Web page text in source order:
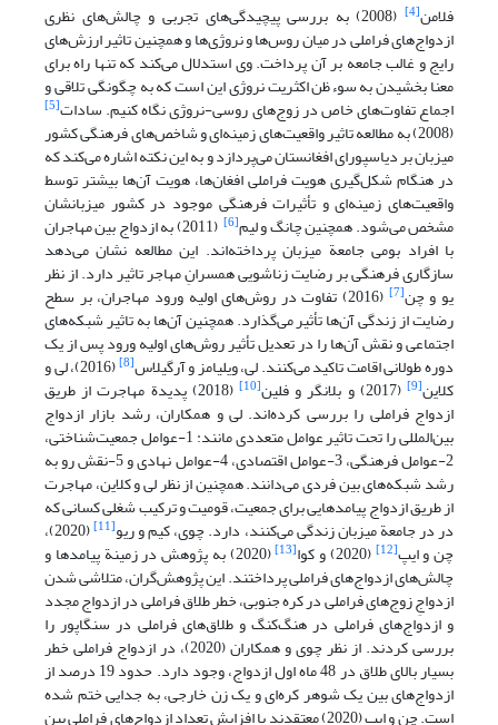
فلامن[4] (2008) به بررسی پیچیدگی‌های تجربی و چالش‌های نظری
ازدواج‌های فراملی در میان روس‌ها و نروژی‌ها و همچنین تاثیر ارزش‌های
رایج و غالب جامعه بر آن پرداخت. وی استدلال می‌کند که تنها راه برای
معنا بخشیدن به سوءظن اکثریت نروژی این است که به چگونگی تلاقی و
اجماع تفاوت‌های خاص در زوج‌های روسی-نروژی نگاه کنیم. سادات[5]
(2008) به مطالعه تاثیر واقعیت‌های زمینه‌ای و شاخص‌های فرهنگی کشور
میزبان بر دیاسپورای افغانستان می‌پردازد و به این نکته اشاره می‌کند که
در هنگام شکل‌گیری هویت فراملی افغان‌ها، هویت آن‌ها بیشتر توسط
واقعیت‌های زمینه‌ای و تأثیرات فرهنگی موجود در کشور میزبانشان
مشخص می‌شود. همچنین چانگ و لیم[6] (2011) به ازدواج‌ بین مهاجران
با افراد بومی جامعة میزبان پرداخته‌اند. این مطالعه نشان می‌دهد
سازگاری فرهنگی بر رضایت زناشویی همسرانِ مهاجر تاثیر دارد. از نظر
یو و چن[7] (2016) تفاوت در روش‌های اولیه ورود مهاجران، بر سطح
رضایت از زندگی آن‌ها تأثیر می‌گذارد. همچنین آن‌ها به تاثیر شبکه‌های
اجتماعی و نقش آن‌ها را در تعدیل تأثیر روش‌های اولیه ورود پس از یک
دوره طولانی اقامت تاکید می‌کنند. لی، ویلیامز و آرگیلاس[8] (2016)، لی و
کلاین[9] (2017) و بلانگر و فلین [10] (2018) پدیدة مهاجرت از طریق
ازدواج فراملی را بررسی کرده‌اند. لی و همکاران، رشد بازار ازدواج
بین‌المللی را تحت تاثیر عوامل متعددی مانند: 1-عوامل جمعیت‌شناختی،
2-عوامل فرهنگی، 3-عوامل اقتصادی، 4-عوامل نهادی و 5-نقش رو به
رشد شبکه‌های بین فردی می‌دانند. همچنین از نظر لی و کلاین، مهاجرت
از طریق ازدواج پیامدهایی برای جمعیت، قومیت و ترکیب شغلی کسانی که
در در جامعة میزبان زندگی می‌کنند، دارد. چوی، کیم و ریو[11] (2020)،
چن و ایپ[12] (2020) و کوا [13] (2020) به پژوهش در زمینة پیامدها و
چالش‌های ازدواج‌های فراملی پرداختند. این پژوهش‌گران، متلاشی شدن
ازدواجِ زوج‌های فراملی در کره جنوبی، خطر طلاق فراملی در ازدواج مجدد
و ازدواج‌های فراملی در هنگ‌کنگ و طلاق‌های فراملی در سنگاپور را
بررسی کردند. از نظر چوی و همکاران (2020)، در ازدواج فراملی خطر
بسیار بالای طلاق در 48 ماه اول ازدواج، وجود دارد. حدود 19 درصد از
ازدواج‌های بین یک شوهر کره‌ای و یک زن خارجی، به جدایی ختم شده
است. چن و ایپ (2020) معتقدند با افزایش تعداد ازدواج‌های فراملی بین